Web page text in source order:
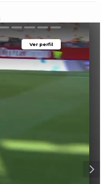
Ver perfil
Ver perfil